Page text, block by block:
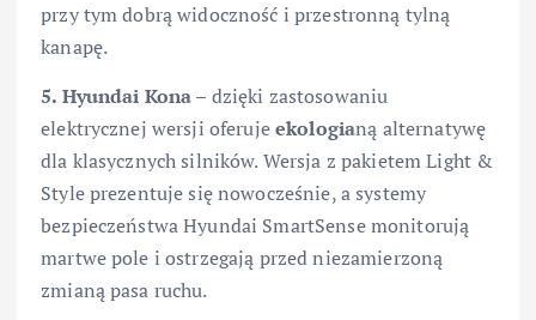
przy tym dobrą widoczność i przestronną tylną
kanapę.
5. Hyundai Kona– dzięki zastosowaniu
elektrycznej wersji oferujeekologianą alternatywę
dla klasycznych silników. Wersja z pakietem Light &
Style prezentuje się nowocześnie, a systemy
bezpieczeństwa Hyundai SmartSense monitorują
martwe pole i ostrzegają przed niezamierzoną
zmianą pasa ruchu.